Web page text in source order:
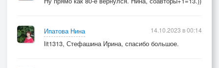
Мне без тебя,
Ипатова Нина
lit1313, Стефашина Ирина, спасибо большое.
14.10.2023 в 00:14